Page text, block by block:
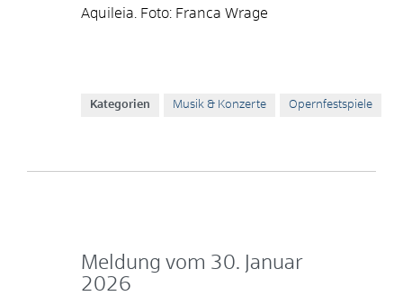
Aquileia. Foto: Franca Wrage
Kategorien Musik & Konzerte Opernfestspiele
Meldung vom 30. Januar
2026